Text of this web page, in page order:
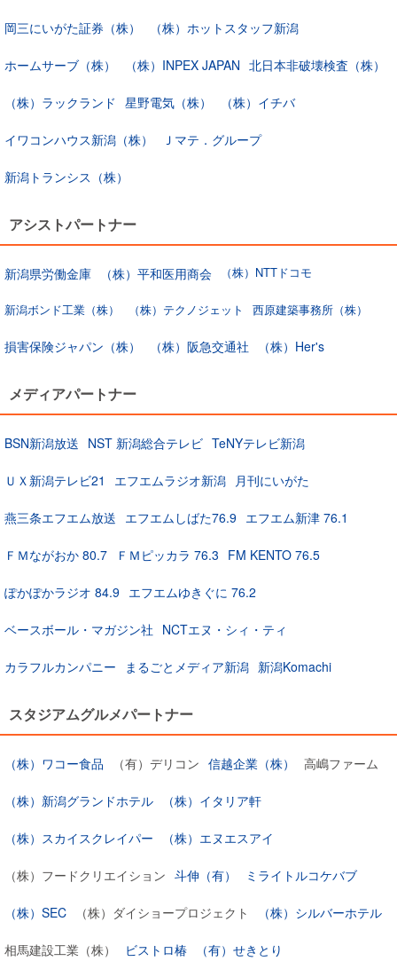
岡三にいがた証券（株） （株）ホットスタッフ新潟
ホームサーブ（株） （株）INPEX JAPAN 北日本非破壊検査（株）
（株）ラックランド 星野電気（株） （株）イチバ
イワコンハウス新潟（株） Ｊマテ．グループ
新潟トランシス（株）
アシストパートナー
新潟県労働金庫 （株）平和医用商会 （株）NTTドコモ
新潟ボンド工業（株） （株）テクノジェット 西原建築事務所（株）
損害保険ジャパン（株） （株）阪急交通社 （株）Her's
メディアパートナー
BSN新潟放送 NST 新潟総合テレビ TeNYテレビ新潟
ＵＸ新潟テレビ21 エフエムラジオ新潟 月刊にいがた
燕三条エフエム放送 エフエムしばた76.9 エフエム新津 76.1
ＦＭながおか 80.7 ＦＭピッカラ 76.3 FM KENTO 76.5
ぽかぽかラジオ 84.9 エフエムゆきぐに 76.2
ベースボール・マガジン社 NCTエヌ・シィ・ティ
カラフルカンパニー まるごとメディア新潟 新潟Komachi
スタジアムグルメパートナー
（株）ワコー食品 （有）デリコン 信越企業（株） 高嶋ファーム
（株）新潟グランドホテル （株）イタリア軒
（株）スカイスクレイパー （株）エヌエスアイ
（株）フードクリエイション 斗伸（有） ミライトルコケバブ
（株）SEC （株）ダイショープロジェクト （株）シルバーホテル
相馬建設工業（株） ビストロ椿 （有）せきとり